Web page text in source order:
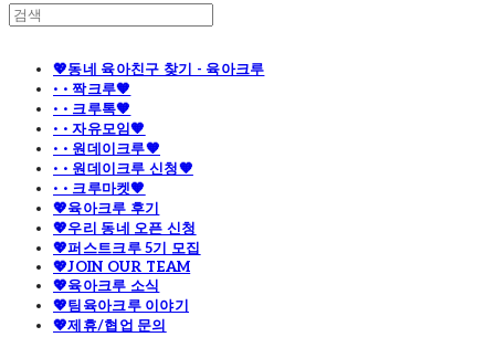
💖동네 육아친구 찾기 - 육아크루
· · 짝크루🧡
· · 크루톡🧡
· · 자유모임🧡
· · 원데이크루🧡
· · 원데이크루 신청🧡
· · 크루마켓🧡
💖육아크루 후기
💖우리 동네 오픈 신청
💖퍼스트크루 5기 모집
💖JOIN OUR TEAM
💖육아크루 소식
💖팀육아크루 이야기
💖제휴/협업 문의